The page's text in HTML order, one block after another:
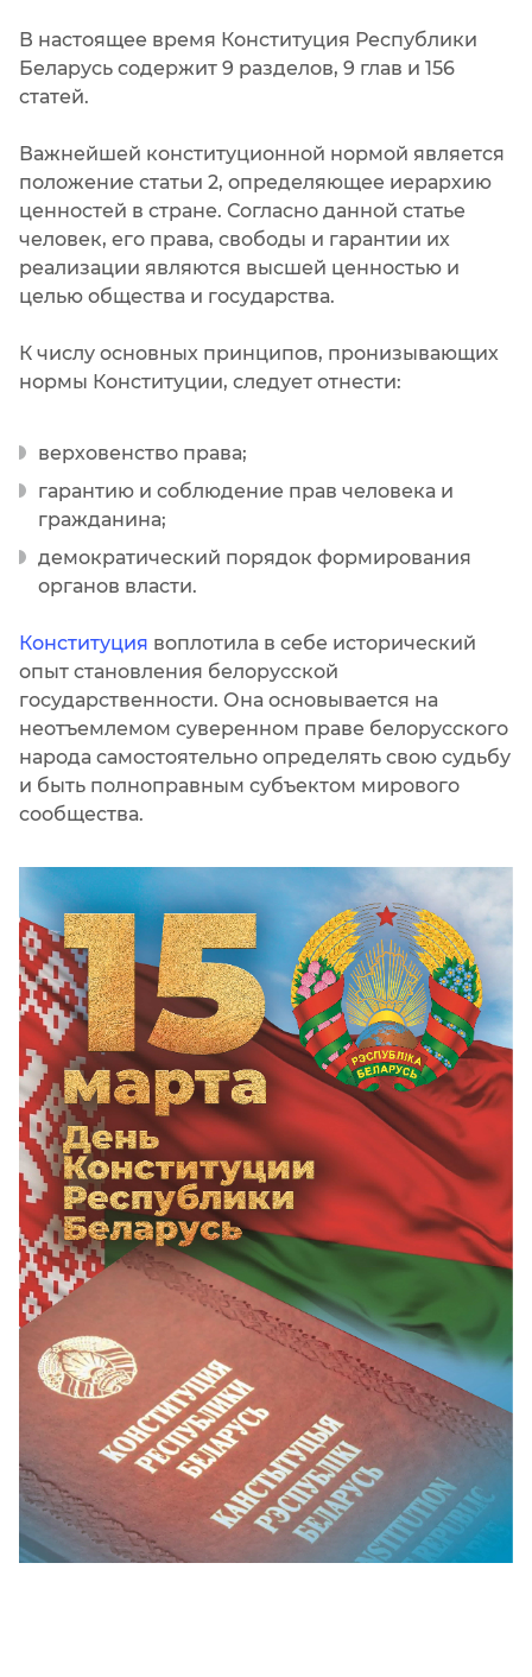
В настоящее время Конституция Республики
Беларусь содержит 9 разделов, 9 глав и 156
статей.
Важнейшей конституционной нормой является
положение статьи 2, определяющее иерархию
ценностей в стране. Согласно данной статье
человек, его права, свободы и гарантии их
реализации являются высшей ценностью и
целью общества и государства.
К числу основных принципов, пронизывающих
нормы Конституции, следует отнести:
верховенство права;
гарантию и соблюдение прав человека и
гражданина;
демократический порядок формирования
органов власти.
Конституция воплотила в себе исторический
опыт становления белорусской
государственности. Она основывается на
неотъемлемом суверенном праве белорусского
народа самостоятельно определять свою судьбу
и быть полноправным субъектом мирового
сообщества.